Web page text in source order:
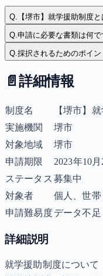
Q. 【堺市】就学援助制度
Q.申請に必要な書類は何で
Q.採択されるためのポイン
📄 詳細情報
制度名
【堺市】
実施機関
堺市
対象地域
堺市
申請期限
2023年10月
ステータス 募集中
対象者
個人、世帯
申請難易度データ不足
詳細説明
就学援助制度につい